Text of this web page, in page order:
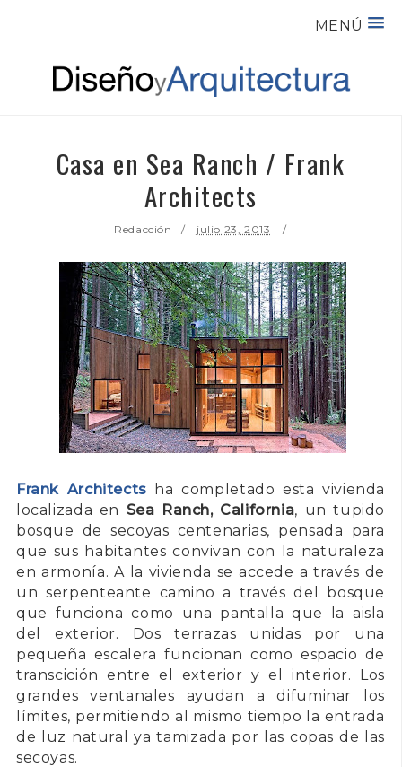
MENÚ
Casa en Sea Ranch / Frank
Architects
Redacción julio 23, 2013
Frank Architects ha completado esta vivienda
localizada en Sea Ranch, California, un tupido
bosque de secoyas centenarias, pensada para
que sus habitantes convivan con la naturaleza
en armonía. A la vivienda se accede a través de
un serpenteante camino a través del bosque
que funciona como una pantalla que la aisla
del exterior. Dos terrazas unidas por una
pequeña escalera funcionan como espacio de
transcición entre el exterior y el interior. Los
grandes ventanales ayudan a difuminar los
límites, permitiendo al mismo tiempo la entrada
de luz natural ya tamizada por las copas de las
secoyas.